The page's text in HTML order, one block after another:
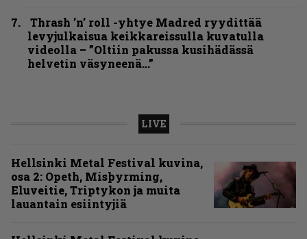
Thrash ’n’ roll -yhtye Madred ryydittää
levyjulkaisua keikkareissulla kuvatulla
videolla – ”Oltiin pakussa kusihädässä
helvetin väsyneenä…”
LIVE
Hellsinki Metal Festival kuvina,
osa 2: Opeth, Misþyrming,
Eluveitie, Triptykon ja muita
lauantain esiintyjiä